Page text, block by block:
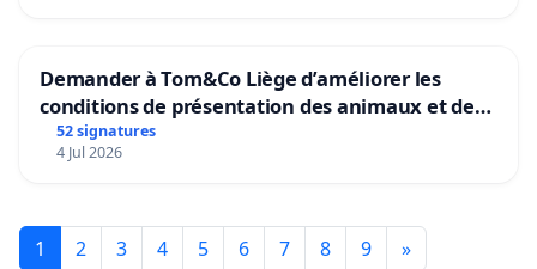
Demander à Tom&Co Liège d’améliorer les
conditions de présentation des animaux et de
mettre fin à la vente d’animaux en magasin
52 signatures
4 Jul 2026
1 2 3 4 5 6 7 8 9 »